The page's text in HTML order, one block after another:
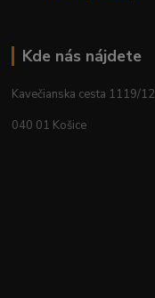
Kde nás nájdete
Kavečianska cesta 1119/12
040 01 Košice